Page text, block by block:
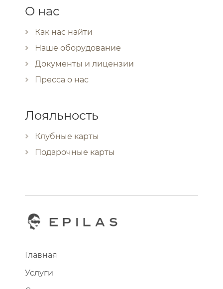
О нас
Как нас найти
Наше оборудование
Документы и лицензии
Пресса о нас
Лояльность
Клубные карты
Подарочные карты
Главная
Услуги